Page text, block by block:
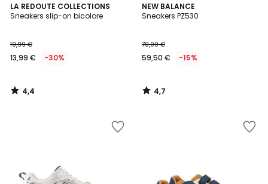
LA REDOUTE COLLECTIONS
Sneakers slip-on bicolore
€
Invece
19,99
€
19,99 €
13,99 € -30%
4,4
/ 5
4,4
/
NEW BALANCE
Sneakers PZ530
70,00 €
59,50 € -15%
4,7
/ 5
4,7
/